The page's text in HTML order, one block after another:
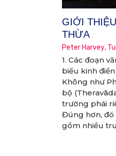
GIỚI
THỪA
Peter Harvey,
1. Các đoạn
biểu kinh
Không như
bộ
trường phái
Đúng hơn,
gồm nhiều